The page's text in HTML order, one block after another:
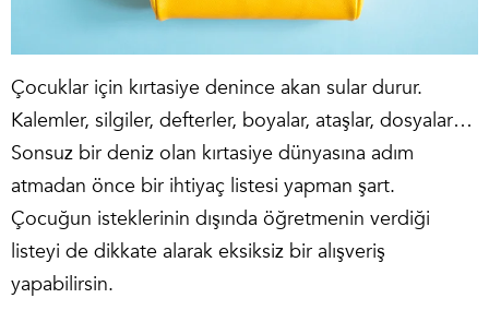
Çocuklar için kırtasiye denince akan sular durur.
Kalemler, silgiler, defterler, boyalar, ataşlar, dosyalar…
Sonsuz bir deniz olan kırtasiye dünyasına adım
atmadan önce bir ihtiyaç listesi yapman şart.
Çocuğun isteklerinin dışında öğretmenin verdiği
listeyi de dikkate alarak eksiksiz bir alışveriş
yapabilirsin.